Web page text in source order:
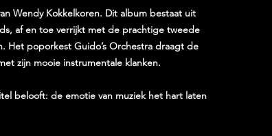
Wendy Kokkelkoren. Dit album bestaat uit
af en toe verrijkt met de prachtige tweede
Het poporkest Guido’s Orchestra draagt de
zijn mooie instrumentale klanken.
belooft: de emotie van muziek het hart laten